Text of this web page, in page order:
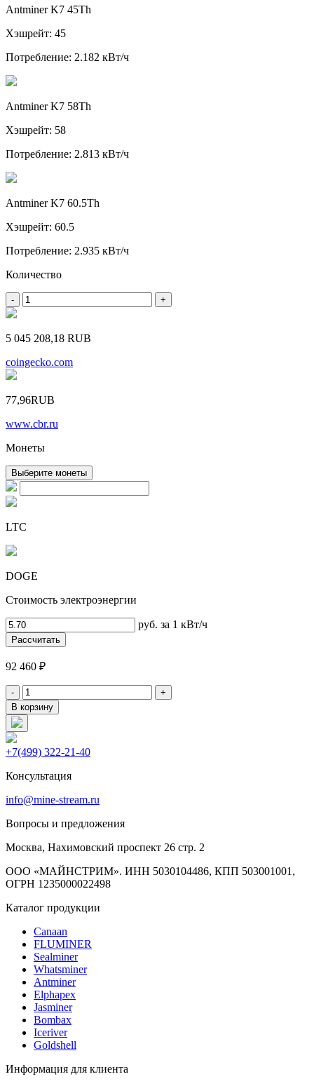
Antminer K7 45Th
Хэшрейт: 45
Потребление: 2.182 кВт/ч
Antminer K7 58Th
Хэшрейт: 58
Потребление: 2.813 кВт/ч
Antminer K7 60.5Th
Хэшрейт: 60.5
Потребление: 2.935 кВт/ч
Количество
- +
5 045 208,18 RUB
coingecko.com
77,96RUB
www.cbr.ru
Монеты
Выберите монеты
LTC
DOGE
Стоимость электроэнергии
руб. за 1 кВт/ч
Рассчитать
92 460 ₽
-
+
В корзину
+7(499) 322-21-40
Консультация
info@mine-stream.ru
Вопросы и предложения
Москва, Нахимовский проспект 26 стр. 2
ООО «МАЙНСТРИМ». ИНН 5030104486, КПП 503001001,
ОГРН 1235000022498
Каталог продукции
Canaan
FLUMINER
Sealminer
Whatsminer
Antminer
Elphapex
Jasminer
Bombax
Iceriver
Goldshell
Информация для клиента